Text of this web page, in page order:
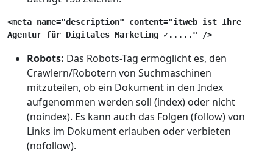
<meta name="description" content="itweb ist Ihre
Agentur für Digitales Marketing ✓....." />
Robots: Das Robots-Tag ermöglicht es, den
Crawlern/Robotern von Suchmaschinen
mitzuteilen, ob ein Dokument in den Index
aufgenommen werden soll (index) oder nicht
(noindex). Es kann auch das Folgen (follow) von
Links im Dokument erlauben oder verbieten
(nofollow).